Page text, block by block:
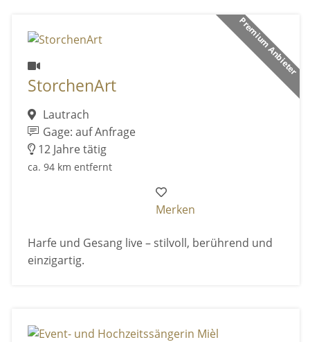
Premium Anbieter
StorchenArt
Lautrach
Gage: auf Anfrage
12 Jahre tätig
ca. 94 km entfernt
Merken
Harfe und Gesang live – stilvoll, berührend und
einzigartig.